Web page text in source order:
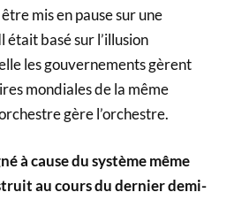
mis en pause sur une
était basé sur l’illusion
les gouvernements gèrent
mondiales de la même
gère l’orchestre.
à cause du système même
au cours du dernier demi-